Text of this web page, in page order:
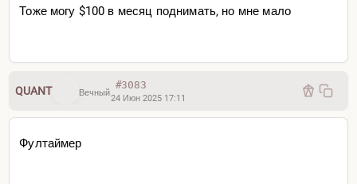
Тоже могу $100 в месяц поднимать, но мне мало
QUANT Вечный
#3083
24 Июн 2025 17:11
Фултаймер